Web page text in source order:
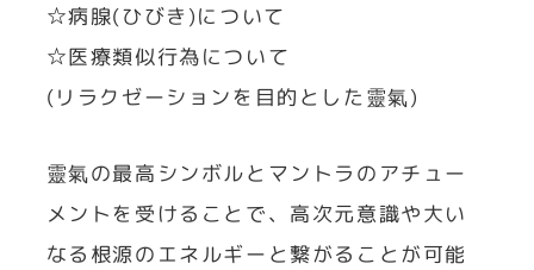
☆病腺(ひびき)について
☆医療類似行為について
(リラクゼーションを目的とした靈氣)
靈氣の最高シンボルとマントラのアチュー
メントを受けることで、高次元意識や大い
なる根源のエネルギーと繋がることが可能